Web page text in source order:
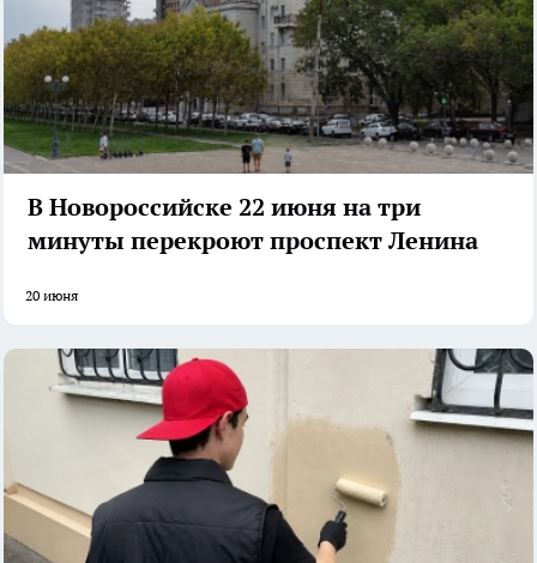
В Новороссийске 22 июня на три
минуты перекроют проспект Ленина
20 июня